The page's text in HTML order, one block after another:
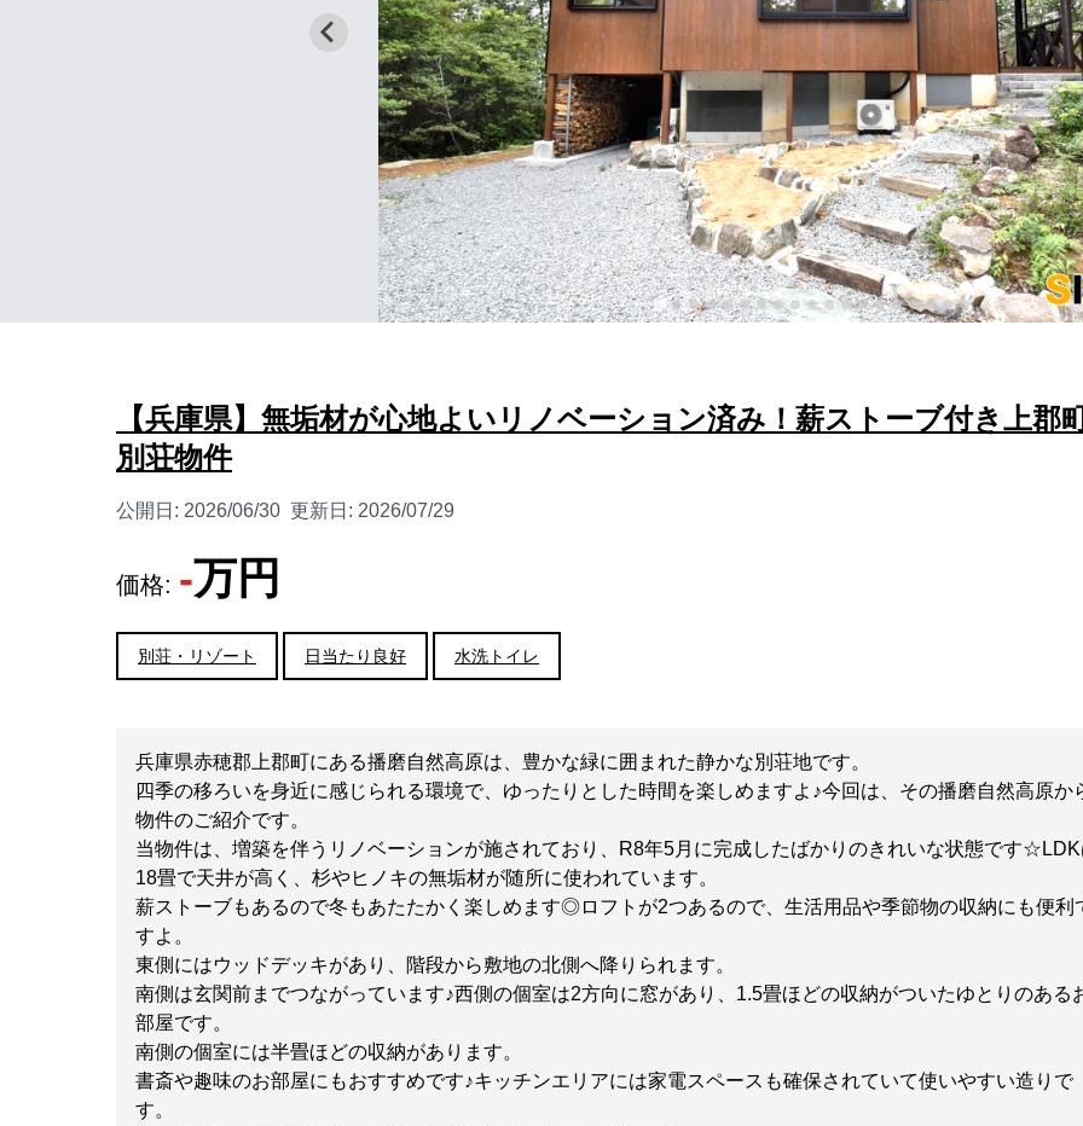
【兵庫県】無垢材が心地よいリノベーション済み！薪ストーブ付き上郡
別荘物件
公開日: 2026/06/30 更新日: 2026/07/29
価格: -万円
別荘・リゾート 日当たり良好 水洗トイレ
兵庫県赤穂郡上郡町にある播磨自然高原は、豊かな緑に囲まれた静かな別荘地です。
四季の移ろいを身近に感じられる環境で、ゆったりとした時間を楽しめますよ♪今回は、その播磨自然高原か
物件のご紹介です。
当物件は、増築を伴うリノベーションが施されており、R8年5月に完成したばかりのきれいな状態です
18畳で天井が高く、杉やヒノキの無垢材が随所に使われています。
薪ストーブもあるので冬もあたたかく楽しめます◎ロフトが2つあるので、生活用品や季節物の収納にも便利
すよ。
東側にはウッドデッキがあり、階段から敷地の北側へ降りられます。
南側は玄関前までつながっています♪西側の個室は2方向に窓があり、1.5畳ほどの収納がついたゆとりのある
部屋です。
南側の個室には半畳ほどの収納があります。
書斎や趣味のお部屋にもおすすめです♪キッチンエリアには家電スペースも確保されていて使いやすい造りで
す。